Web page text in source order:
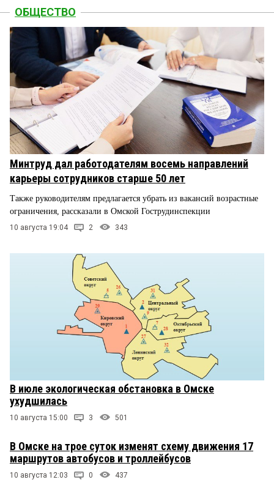
ОБЩЕСТВО
Минтруд дал работодателям восемь направлений
карьеры сотрудников старше 50 лет
Также руководителям предлагается убрать из вакансий возрастные
ограничения, рассказали в Омской Гострудинспекции
10 августа 19:04 2 343
В июле экологическая обстановка в Омске
ухудшилась
10 августа 15:00 3 501
В Омске на трое суток изменят схему движения 17
маршрутов автобусов и троллейбусов
10 августа 12:03 0 437